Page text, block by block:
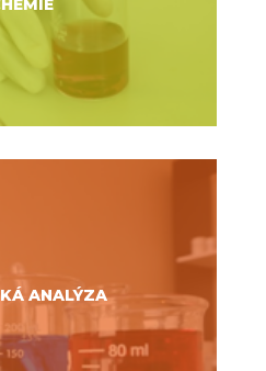
ANALÝZA